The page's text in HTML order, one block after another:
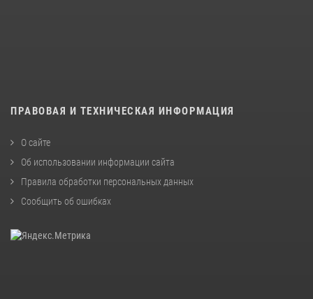
ПРАВОВАЯ И ТЕХНИЧЕСКАЯ ИНФОРМАЦИЯ
О сайте
Об использовании информации сайта
Правила обработки персональных данных
Сообщить об ошибках